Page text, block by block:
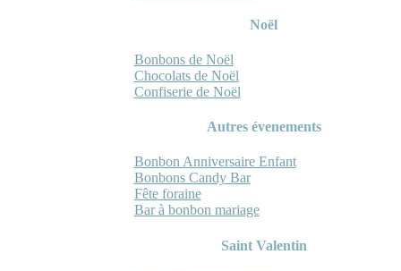
Noël
Bonbons de Noël
Chocolats de Noël
Confiserie de Noël
Autres évenements
Bonbon Anniversaire Enfant
Bonbons Candy Bar
Fête foraine
Bar à bonbon mariage
Saint Valentin